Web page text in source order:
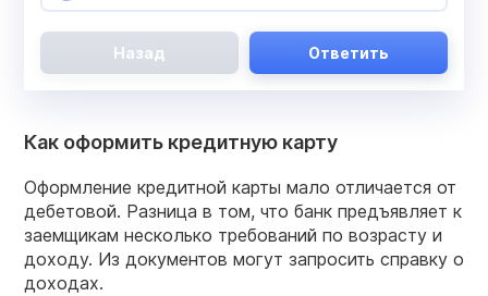
Назад Ответить
Как оформить кредитную карту
Оформление кредитной карты мало отличается от
дебетовой. Разница в том, что банк предъявляет к
заемщикам несколько требований по возрасту и
доходу. Из документов могут запросить справку о
доходах.